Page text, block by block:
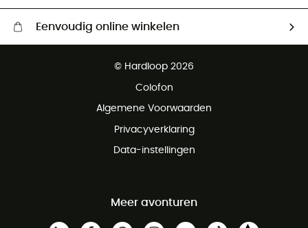
Eenvoudig online winkelen
Gratis retourneren binnen 100 dagen
© Hardloop 2026
Colofon
Algemene Voorwaarden
Privacyverklaring
Data-instellingen
Meer avonturen